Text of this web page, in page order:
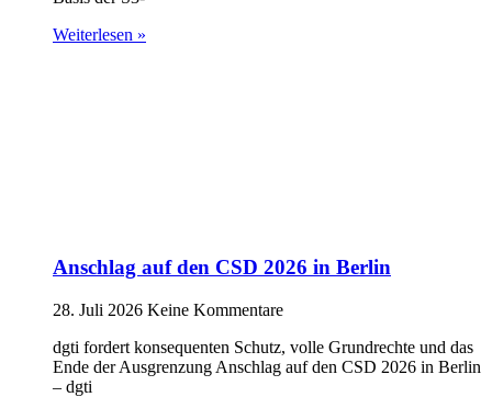
Weiterlesen »
Anschlag auf den CSD 2026 in Berlin
28. Juli 2026 Keine Kommentare
dgti fordert konsequenten Schutz, volle Grundrechte und das
Ende der Ausgrenzung Anschlag auf den CSD 2026 in Berlin
– dgti